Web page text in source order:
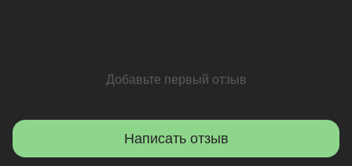
Добавьте первый отзыв
Написать отзыв